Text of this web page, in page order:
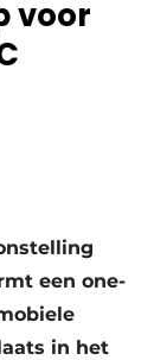
voor
een one-
in het